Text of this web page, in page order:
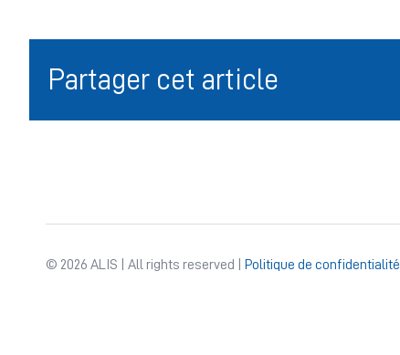
Partager cet article
© 2026 ALIS | All rights reserved | Politique de confidentialité